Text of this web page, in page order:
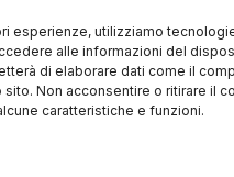
esperienze, utilizziamo
alle informazioni del
di elaborare dati come il
sito. Non acconsentire o ritirare il
caratteristiche e funzioni.